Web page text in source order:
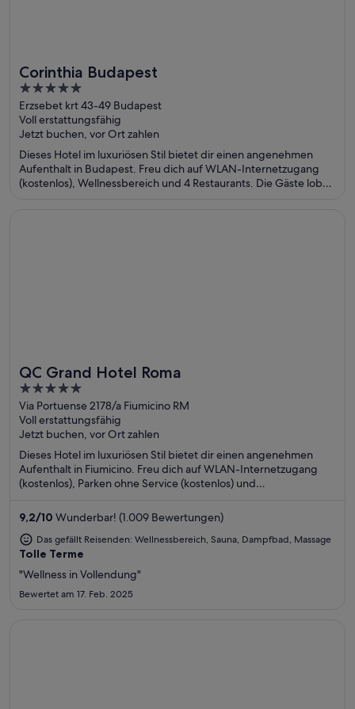
Toll für Wellnesswochenenden
Corinthia Budapest
5
out
of
5
Erzsebet krt 43-49 Budapest
Voll erstattungsfähig
Jetzt buchen, vor Ort zahlen
Dieses Hotel im luxuriösen Stil bietet dir einen angenehmen
Aufenthalt in Budapest. Freu dich auf WLAN-Internetzugang
(kostenlos), Wellnessbereich und 4 Restaurants. Die Gäste loben
Toll für Wellnesswochenenden
QC Grand Hotel Roma
5
out
of
5
Via Portuense 2178/a Fiumicino RM
Voll erstattungsfähig
Jetzt buchen, vor Ort zahlen
Dieses Hotel im luxuriösen Stil bietet dir einen angenehmen
Aufenthalt in Fiumicino. Freu dich auf WLAN-Internetzugang
(kostenlos), Parken ohne Service (kostenlos) und
den allgemeinen Zustand der Unterkunft in unseren
Bewertungen. Einige beliebte Sehenswürdigkeiten –
Archäologischer Park Ostia Antica und Parco Leonardo –
befinden sich in der Nähe.
9,2/10 Wunderbar! (1.009 Bewertungen)
Das gefällt Reisenden: Wellnessbereich, Sauna, Dampfbad, Massage
Tolle Terme
"Wellness in Vollendung"
Bewertet am 17. Feb. 2025